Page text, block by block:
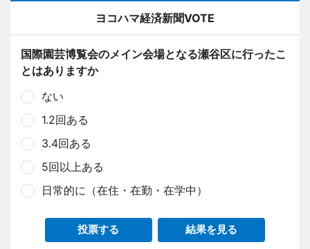
ヨコハマ経済新聞VOTE
国際園芸博覧会のメイン会場となる瀬谷区に行ったこ
とはありますか
ない
1.2回ある
3.4回ある
5回以上ある
日常的に（在住・在勤・在学中）
投票する 結果を見る